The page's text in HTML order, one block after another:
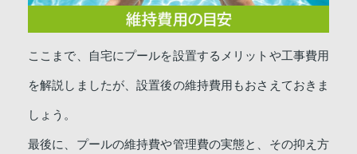
ここまで、自宅にプールを設置するメリットや工事費用
を解説しましたが、設置後の維持費用もおさえておきま
しょう。
最後に、プールの維持費や管理費の実態と、その抑え方